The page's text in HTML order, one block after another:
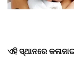
ଏହି ସ୍ଥାନରେ